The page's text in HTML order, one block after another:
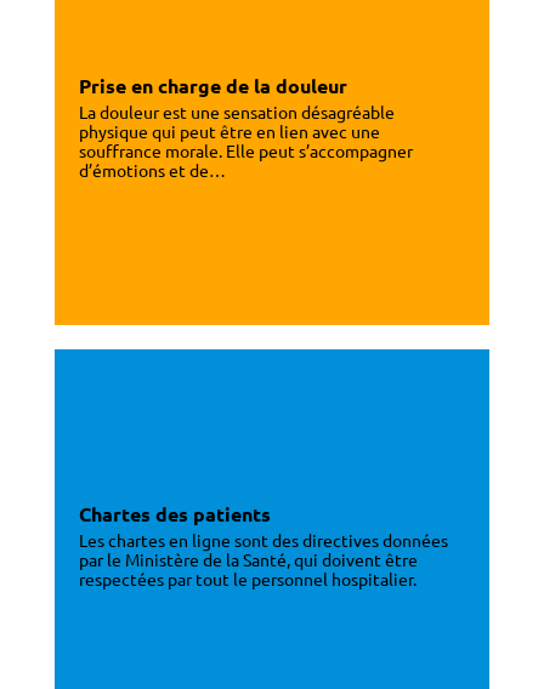
Prise en charge de la douleur
La douleur est une sensation désagréable
physique qui peut être en lien avec une
souffrance morale. Elle peut s’accompagner
d’émotions et de…
Chartes des patients
Les chartes en ligne sont des directives données
par le Ministère de la Santé, qui doivent être
respectées par tout le personnel hospitalier.